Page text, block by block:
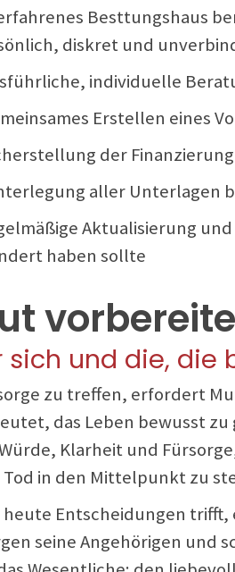
Besttungshaus
diskret und
individuelle
Erstellen eines
der
aller Unterlagen
Aktualisierung
haben sollte
sich und die, die
zu treffen, erfordert
das Leben bewusst zu
Klarheit und
Tod in den Mittelpunkt zu
heute Entscheidungen
seine Angehörigen und